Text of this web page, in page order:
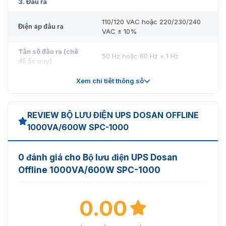
Liên hệ Vietnamsmart ngay hôm nay để sở hữu giải
Điện áp đầu ra
110/120 VAC hoặc 220/230/240
VAC ± 10%
Tần số đầu ra (chế
độ ắc quy)
50 Hz hoặc 60 Hz ± 1 Hz
Từ 2-6 giây
Dạng sóng Sóng sine mô phỏng
4. Ắc quy
bình
12V7Ah2
Xem chi tiết thông số
REVIEW BỘ LƯU ĐIỆN UPS DOSAN OFFLINE
1000VA/600W SPC-1000
0 đánh giá cho Bộ lưu điện UPS Dosan
Offline 1000VA/600W SPC-1000
0.00